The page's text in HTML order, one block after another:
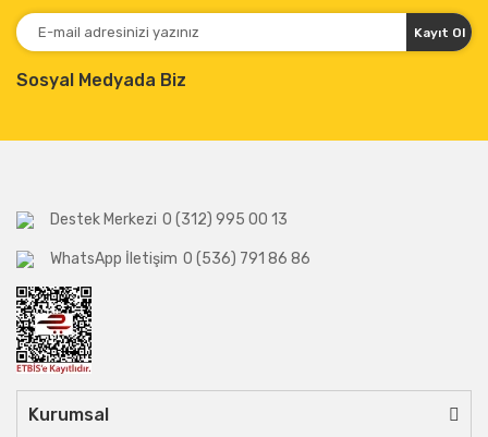
Kayıt Ol
Sosyal Medyada Biz
Destek Merkezi 0 (312) 995 00 13
WhatsApp İletişim 0 (536) 791 86 86
Kurumsal